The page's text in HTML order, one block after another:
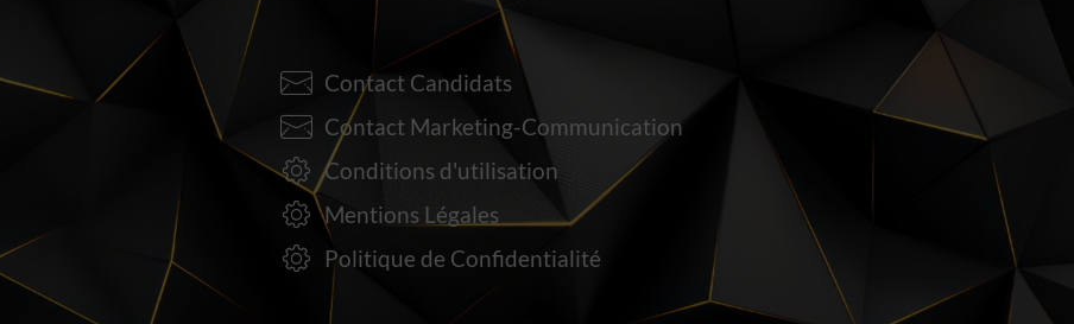
Contact Candidats
Contact Marketing-Communication
Conditions d'utilisation
Mentions Légales
Politique de Confidentialité